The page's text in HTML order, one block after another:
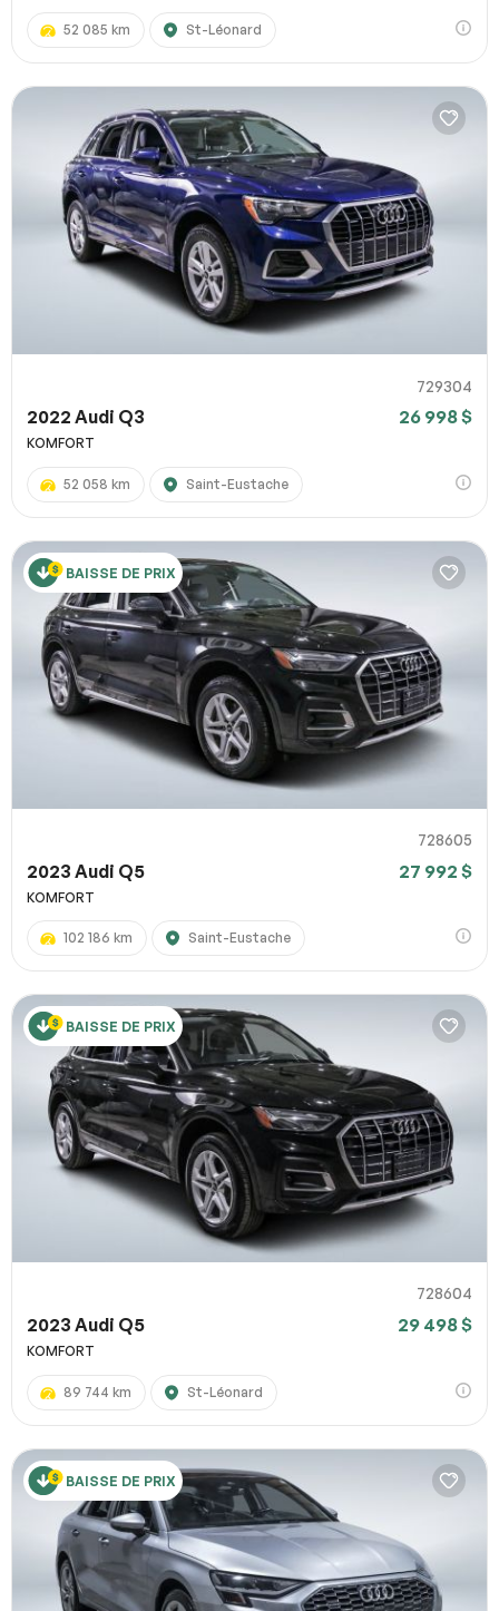
52 085 km St-Léonard
729304
2022 Audi Q3 26 998 $
KOMFORT
52 058 km Saint-Eustache
BAISSE DE PRIX
728605
2023 Audi Q5 27 992 $
KOMFORT
102 186 km Saint-Eustache
BAISSE DE PRIX
728604
2023 Audi Q5 29 498 $
KOMFORT
89 744 km St-Léonard
BAISSE DE PRIX